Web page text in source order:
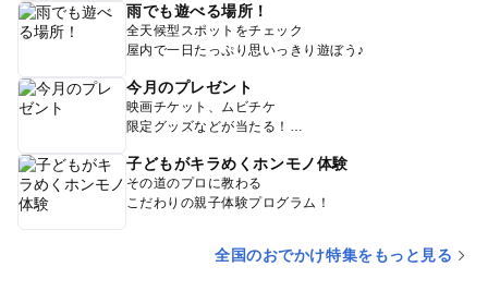
雨でも遊べる場所！
全天候型スポットをチェック
屋内で一日たっぷり思いっきり遊ぼう♪
今月のプレゼント
映画チケット、ムビチケ
限定グッズなどが当たる！
子どもがキラめくホンモノ体験
その道のプロに教わる
こだわりの親子体験プログラム！
全国のおでかけ特集をもっと見る